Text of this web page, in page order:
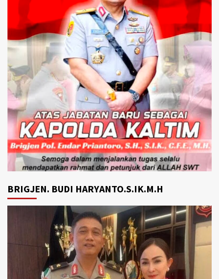
BRIGJEN. BUDI HARYANTO.S.IK.M.H